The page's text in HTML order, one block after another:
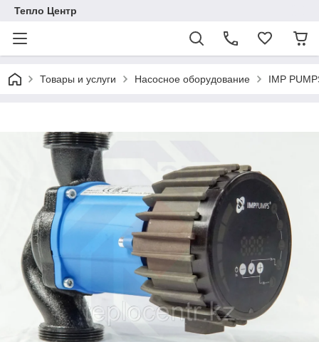
Тепло Центр
Товары и услуги Насосное оборудование IMP